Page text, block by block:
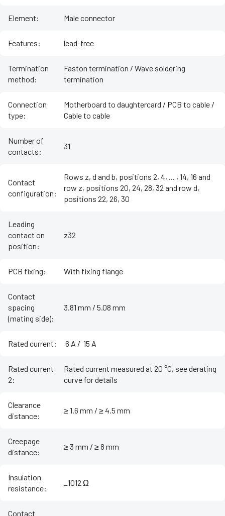
Element: Male connector
Features: lead-free
Termination
method:
Faston termination / Wave soldering
termination
Connection
type:
Motherboard to daughtercard / PCB to cable /
Cable to cable
Number of
contacts:
31
Contact
configuration:
Rows z, d and b, positions 2, 4, ... , 14, 16 and
row z, positions 20, 24, 28, 32 and row d,
positions 22, 26, 30
Leading
contact on
position:
z32
PCB fixing: With fixing flange
Contact
spacing
(mating side):
3.81 mm / 5.08 mm
Rated current: ‌ 6 A / ‌ 15 A
Rated current
2:
Rated current measured at 20 °C, see derating
curve for details
Clearance
distance:
≥ 1.6 mm / ≥ 4.5 mm
Creepage
distance:
≥ 3 mm / ≥ 8 mm
Insulation
resistance:
_1012 Ω
Contact